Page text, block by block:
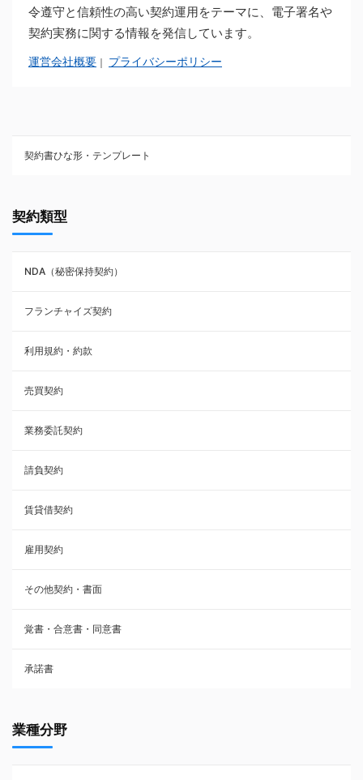
令遵守と信頼性の高い契約運用をテーマに、電子署名や
契約実務に関する情報を発信しています。
運営会社概要 ｜ プライバシーポリシー
契約書ひな形・テンプレート
NDA（秘密保持契約）
業務委託契約
利用規約・約款
覚書・合意書・同意書
承諾書
雇用契約
その他契約・書面
売買契約
株主総会議事録・関連書類
請負契約
フランチャイズ契約
賃貸借契約
契約類型
NDA（秘密保持契約）
フランチャイズ契約
利用規約・約款
売買契約
業務委託契約
請負契約
賃貸借契約
雇用契約
その他契約・書面
覚書・合意書・同意書
承諾書
業種分野